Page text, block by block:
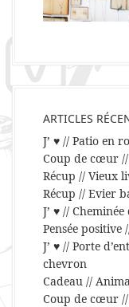
ARTICLES
J’ ♥ // Patio en
Coup de cœur
Récup // Vieux
Récup // Evier
J’ ♥ //
Pensée
J’ ♥ // Porte
chevron
Cadeau //
Coup de cœur